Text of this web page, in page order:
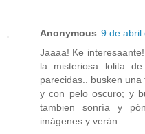
Anonymous 9 de abril
Jaaaa! Ke
la misteriosa lolita
parecidas.. busken
y con pelo oscuro; y
tambien sonría y
imágenes y verán...